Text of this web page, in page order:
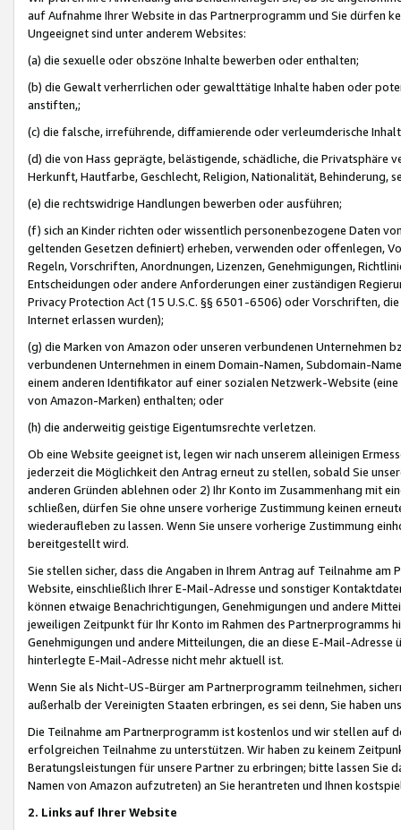
auf Aufnahme Ihrer Website in das Partnerprogramm und Sie dürfen
Ungeeignet sind unter anderem Websites:
(a) die sexuelle oder obszöne Inhalte bewerben oder enthalten;
(b) die Gewalt verherrlichen oder gewalttätige Inhalte haben oder
anstiften,;
(c) die falsche, irreführende, diffamierende oder verleumderische
(d) die von Hass geprägte, belästigende, schädliche, die Privatsphäre
Herkunft, Hautfarbe, Geschlecht, Religion, Nationalität, Behinderung,
(e) die rechtswidrige Handlungen bewerben oder ausführen;
(f) sich an Kinder richten oder wissentlich personenbezogene Daten
geltenden Gesetzen definiert) erheben, verwenden oder offenlegen,
Regeln, Vorschriften, Anordnungen, Lizenzen, Genehmigungen,
Entscheidungen oder andere Anforderungen einer zuständigen
Privacy Protection Act (15 U.S.C. §§ 6501-6506) oder Vorschriften,
Internet erlassen wurden);
(g) die Marken von Amazon oder unseren verbundenen Unternehmen
verbundenen Unternehmen in einem Domain-Namen, Subdomain-
einem anderen Identifikator auf einer sozialen Netzwerk-Website
von Amazon-Marken) enthalten; oder
(h) die anderweitig geistige Eigentumsrechte verletzen.
Ob eine Website geeignet ist, legen wir nach unserem alleinigen
jederzeit die Möglichkeit den Antrag erneut zu stellen, sobald Sie
anderen Gründen ablehnen oder 2) Ihr Konto im Zusammenhang mit
schließen, dürfen Sie ohne unsere vorherige Zustimmung keinen
wiederaufleben zu lassen. Wenn Sie unsere vorherige Zustimmung
bereitgestellt wird.
Sie stellen sicher, dass die Angaben in Ihrem Antrag auf Teilnahme
Website, einschließlich Ihrer E-Mail-Adresse und sonstiger
können etwaige Benachrichtigungen, Genehmigungen und andere
jeweiligen Zeitpunkt für Ihr Konto im Rahmen des Partnerprogramms
Genehmigungen und andere Mitteilungen, die an diese E-Mail-
hinterlegte E-Mail-Adresse nicht mehr aktuell ist.
Wenn Sie als Nicht-US-Bürger am Partnerprogramm teilnehmen,
außerhalb der Vereinigten Staaten erbringen, es sei denn, Sie haben
Die Teilnahme am Partnerprogramm ist kostenlos und wir stellen auf
erfolgreichen Teilnahme zu unterstützen. Wir haben zu keinem
Beratungsleistungen für unsere Partner zu erbringen; bitte lassen Sie
Namen von Amazon aufzutreten) an Sie herantreten und Ihnen
2. Links auf Ihrer Website